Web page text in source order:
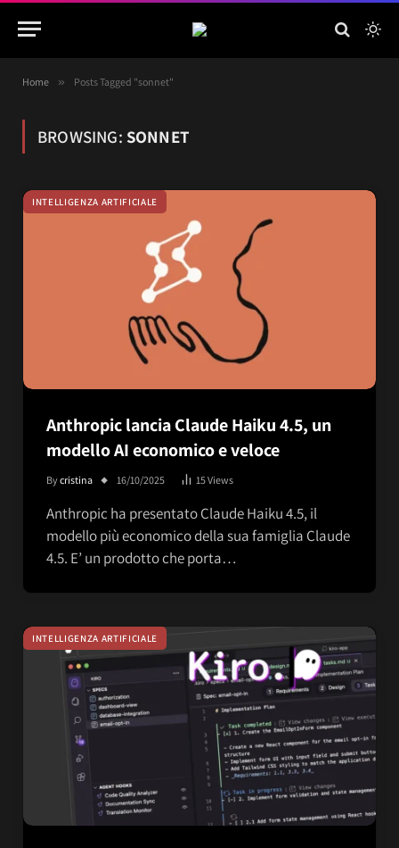
Home » Posts Tagged "sonnet"
BROWSING: SONNET
INTELLIGENZA ARTIFICIALE
Anthropic lancia Claude Haiku 4.5, un
modello AI economico e veloce
Bycristina 16/10/2025 15Views
Anthropic ha presentato Claude Haiku 4.5, il
modello più economico della sua famiglia Claude
4.5. E’ un prodotto che porta…
INTELLIGENZA ARTIFICIALE